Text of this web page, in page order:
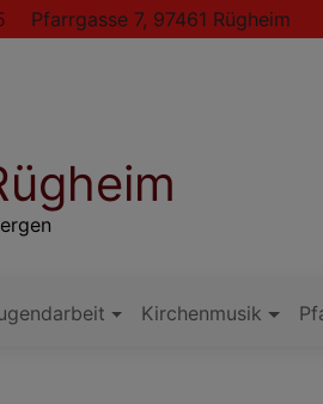
Pfarrgasse 7, 97461 Rügheim
Kirchenmusik